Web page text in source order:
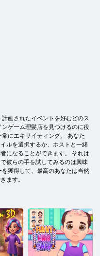
画されたイベントを好むどのス
ゲーム理髪店を見つけるのに役
にエキサイティング。 あなた
ルを選択するか、ホストと一緒
になることができます。 それは
彼らの手を試してみるのは興味
獲得して、最高のあなたは当然
ます。